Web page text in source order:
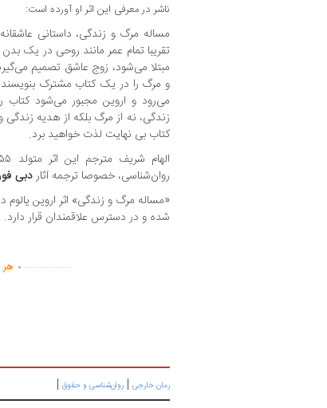
ناشر در معرفی این اثر او آورده است:
مساله مرگ و زندگی، داستانی
تقریبا تمام عمر مانند روحی در یک
مبتلا می‌شود، زوج عاشق تصمیم
و مرگ را در یک کتاب مشترک بنویسند.
می‌رود و اروین مجبور می‌شود کتاب
زندگی، نه از مرگ بلکه از هدیه
کتاب بی نهایت لذت خواهید برد.
روان‌شناسی، خصوصا ترجمه آثاردبی
شده و در دسترس علاقمندان قرار دارد.
...............
. هر
رمان خارجی | روان‌شناسی و حقوق |